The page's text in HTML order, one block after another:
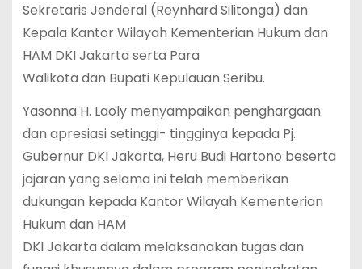
Sekretaris Jenderal (Reynhard Silitonga) dan
Kepala Kantor Wilayah Kementerian Hukum dan
HAM DKI Jakarta serta Para
Walikota dan Bupati Kepulauan Seribu.
Yasonna H. Laoly menyampaikan penghargaan
dan apresiasi setinggi- tingginya kepada Pj.
Gubernur DKI Jakarta, Heru Budi Hartono beserta
jajaran yang selama ini telah memberikan
dukungan kepada Kantor Wilayah Kementerian
Hukum dan HAM
DKI Jakarta dalam melaksanakan tugas dan